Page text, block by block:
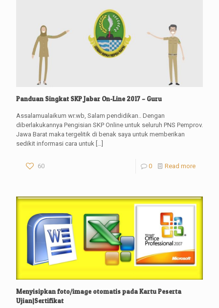
Panduan Singkat SKP Jabar On-Line 2017 – Guru
Assalamualaikum wr.wb, Salam pendidikan.. Dengan
diberlakukannya Pengisian SKP Online untuk seluruh PNS Pemprov.
Jawa Barat maka tergelitik di benak saya untuk memberikan
sedikit informasi cara untuk
60 0 Read more
Menyisipkan foto/image otomatis pada Kartu Peserta
Ujian|Sertifikat